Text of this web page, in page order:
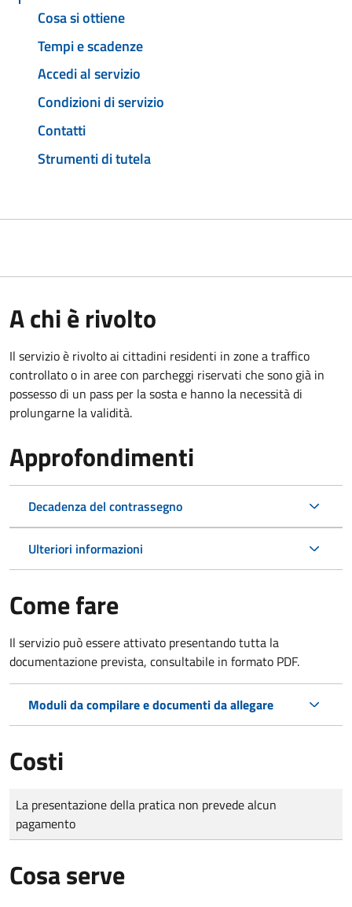
Cosa si ottiene
Tempi e scadenze
Accedi al servizio
Condizioni di servizio
Contatti
Strumenti di tutela
A chi è rivolto
Il servizio è rivolto ai cittadini residenti in zone a traffico
controllato o in aree con parcheggi riservati che sono già in
possesso di un pass per la sosta e hanno la necessità di
prolungarne la validità.
Approfondimenti
Decadenza del contrassegno
Ulteriori informazioni
Come fare
Il servizio può essere attivato presentando tutta la
documentazione prevista, consultabile in formato PDF.
Moduli da compilare e documenti da allegare
Costi
Tipo di pagamento
Importo
La presentazione della pratica non prevede alcun
pagamento
Cosa serve